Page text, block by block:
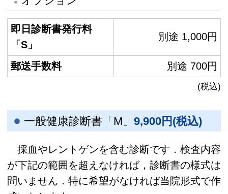
(税込)
即日診断書発行料
「S」
別途 1,000円
郵送手数料 別途 700円
一般健康診断書「M」9,900円(税込)
採血やレントゲンを含む診断です．検査内容
が下記の範囲を超えなければ，診断書の様式は
問いません．特に希望がなければ当院形式で作